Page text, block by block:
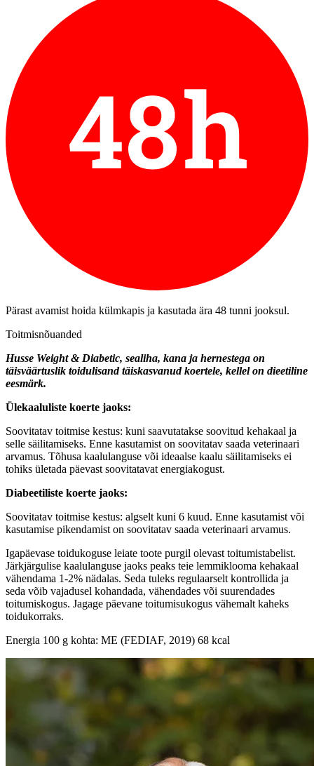
Pärast avamist hoida külmkapis ja kasutada ära 48 tunni jooksul.
Toitmisnõuanded
Husse Weight & Diabetic, sealiha, kana ja hernestega on
täisväärtuslik toidulisand täiskasvanud koertele, kellel on dieetiline
eesmärk.
Ülekaaluliste koerte jaoks:
Soovitatav toitmise kestus: kuni saavutatakse soovitud kehakaal ja
selle säilitamiseks. Enne kasutamist on soovitatav saada veterinaari
arvamus. Tõhusa kaalulanguse või ideaalse kaalu säilitamiseks ei
tohiks ületada päevast soovitatavat energiakogust.
Diabeetiliste koerte jaoks:
Soovitatav toitmise kestus: algselt kuni 6 kuud. Enne kasutamist või
kasutamise pikendamist on soovitatav saada veterinaari arvamus.
Igapäevase toidukoguse leiate toote purgil olevast toitumistabelist.
Järkjärgulise kaalulanguse jaoks peaks teie lemmiklooma kehakaal
vähendama 1-2% nädalas. Seda tuleks regulaarselt kontrollida ja
seda võib vajadusel kohandada, vähendades või suurendades
toitumiskogus. Jagage päevane toitumisukogus vähemalt kaheks
toidukorraks.
Energia 100 g kohta: ME (FEDIAF, 2019) 68 kcal